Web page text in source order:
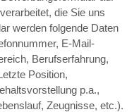
die Sie uns
werden folgende Daten
E-Mail-
Berufserfahrung,
Position,
p.a.,
Zeugnisse, etc.).